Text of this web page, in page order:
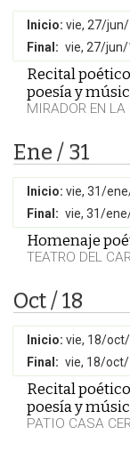
Inicio: vie, 27/
Final: vie, 27/jun/
Recital
poesía y
MIRADOR EN
Ene / 31
Inicio: vie, 31/
Final: vie, 31/
Homenaje
TEATRO DEL
Oct / 18
Inicio: vie, 18/
Final: vie, 18/oct/
Recital
poesía y
PATIO CASA